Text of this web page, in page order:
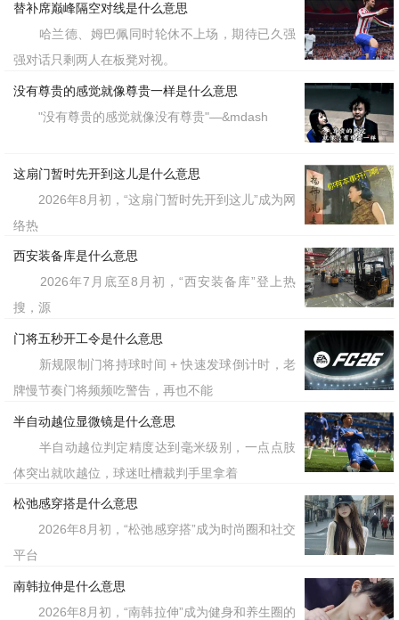
替补席巅峰隔空对线是什么意思
哈兰德、姆巴佩同时轮休不上场，期待已久强
强对话只剩两人在板凳对视。
没有尊贵的感觉就像尊贵一样是什么意思
"没有尊贵的感觉就像没有尊贵"—&mdash
这扇门暂时先开到这儿是什么意思
2026年8月初，“这扇门暂时先开到这儿”成为网
络热
西安装备库是什么意思
2026年7月底至8月初，“西安装备库”登上热
搜，源
门将五秒开工令是什么意思
新规限制门将持球时间 + 快速发球倒计时，老
牌慢节奏门将频频吃警告，再也不能
半自动越位显微镜是什么意思
半自动越位判定精度达到毫米级别，一点点肢
体突出就吹越位，球迷吐槽裁判手里拿着
松弛感穿搭是什么意思
2026年8月初，“松弛感穿搭”成为时尚圈和社交
平台
南韩拉伸是什么意思
2026年8月初，“南韩拉伸”成为健身和养生圈的